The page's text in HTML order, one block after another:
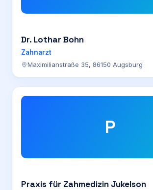
Dr. Lothar Bohn
Zahnarzt
Maximilianstraße 35, 86150 Augsburg
P
Praxis für Zahmedizin Jukelson